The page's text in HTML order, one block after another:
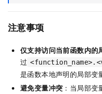
注意事项
仅支持访问当前函数内的
过
是函数本地声明的局部变
避免变量冲突 ：当局部